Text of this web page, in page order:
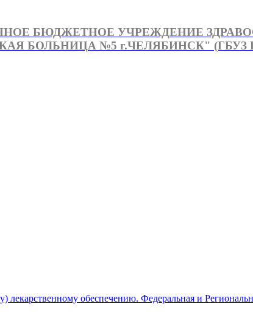
БЮДЖЕТНОЕ УЧРЕЖДЕНИЕ
БОЛЬНИЦА №5 г.ЧЕЛЯБИНСК" (ГБУЗ
лекарственному обеспечению. Федеральная и